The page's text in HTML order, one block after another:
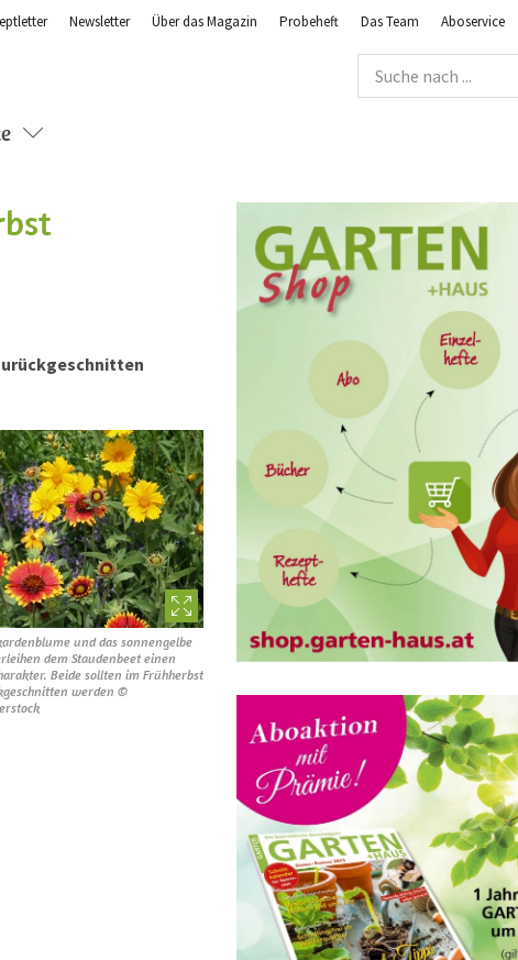
Newsletter Über das Magazin Probeheft Das Team Aboservice
und das sonnengelbe
dem Staudenbeet einen
Beide sollten im Frühherbst
werden ©